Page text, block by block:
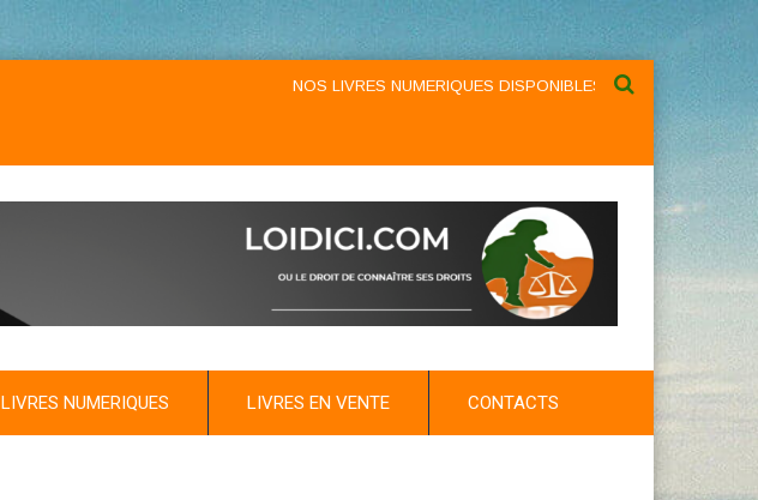
NOS LIVRES NUMERIQUES DISPONIBLES AU NIVEAU DU MENU
LIVRES NUMERIQUES LIVRES EN VENTE CONTACTS